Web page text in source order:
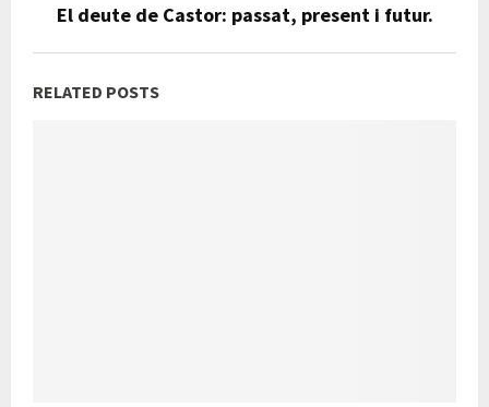
El deute de Castor: passat, present i futur.
RELATED POSTS